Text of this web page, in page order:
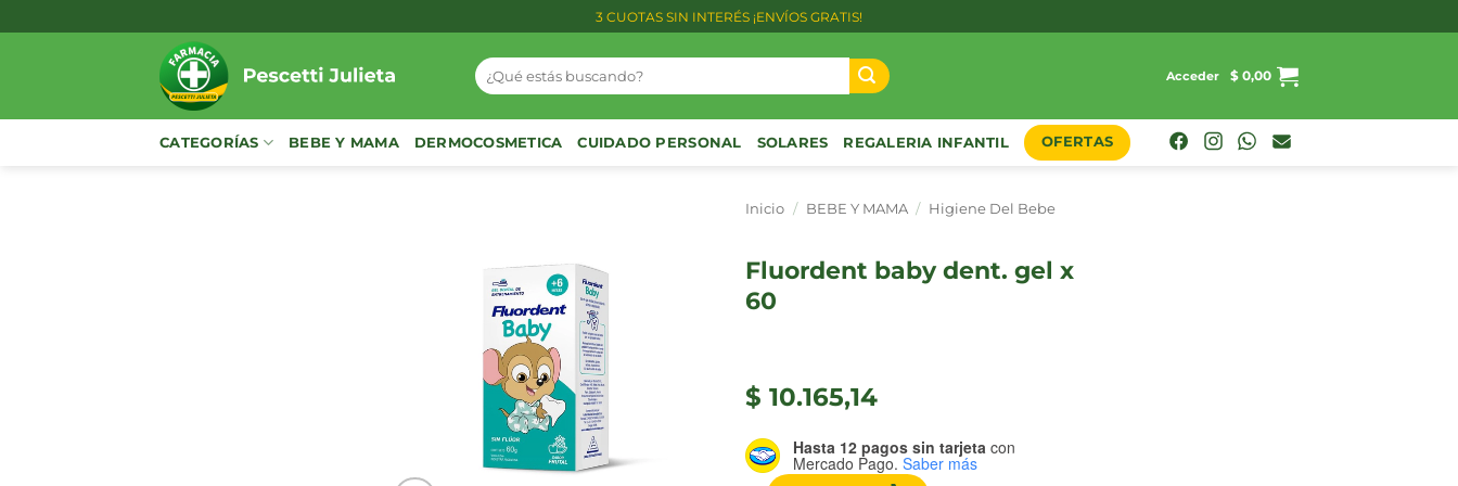
al
3 CUOTAS SIN INTERÉS ¡ENVÍOS GRATIS!
Buscar
por:
Acceder $ 0,00
CATEGORÍAS BEBE Y MAMA DERMOCOSMETICA CUIDADO PERSONAL SOLARES REGALERIA INFANTIL OFERTAS
Inicio / BEBE Y MAMA / Higiene Del Bebe
fluordent baby dent. gel x
60
$ 10.165,14
Hasta 12 pagos sin tarjeta con
Mercado Pago. Saber más